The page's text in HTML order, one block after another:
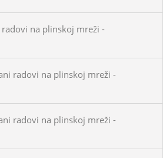
na plinskoj mreži -
radovi na plinskoj mreži -
radovi na plinskoj mreži -